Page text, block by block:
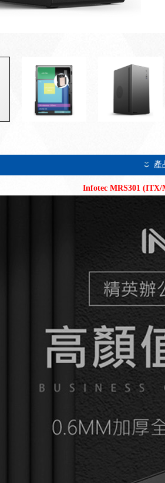
產
Infotec MRS301